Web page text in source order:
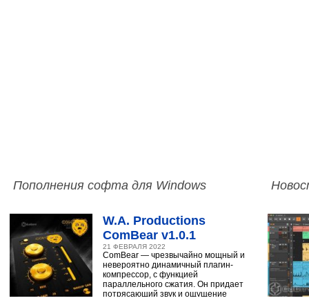
Пополнения софта для Windows
W.A. Productions
ComBear v1.0.1
21 ФЕВРАЛЯ 2022
ComBear — чрезвычайно мощный и
невероятно динамичный плагин-
компрессор, с функцией
параллельного сжатия. Он придает
потрясающий звук и ощущение